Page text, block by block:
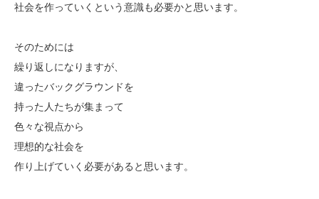
社会を作っていくという意識も必要かと思います。
そのためには
繰り返しになりますが、
違ったバックグラウンドを
持った人たちが集まって
色々な視点から
理想的な社会を
作り上げていく必要があると思います。